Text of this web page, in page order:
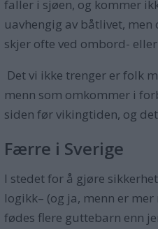
faller i sjøen, og kommer
uavhengig av båtlivet,
skjer ofte ved ombord-
Det vi ikke trenger er folk
menn som omkommer i
siden før vikingtiden, og
Færre i Sverige
I stedet for å gjøre
logikk– (og ja, menn er
fødes flere guttebarn enn